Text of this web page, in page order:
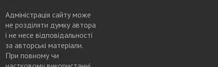
Адміністрація сайту може
не розділяти думку автора
і не несе відповідальності
за авторські матеріали.
При повному чи